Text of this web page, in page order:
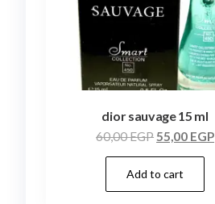
dior sauvage 15 ml
60,00EGP55,00 EGP
Add to cart